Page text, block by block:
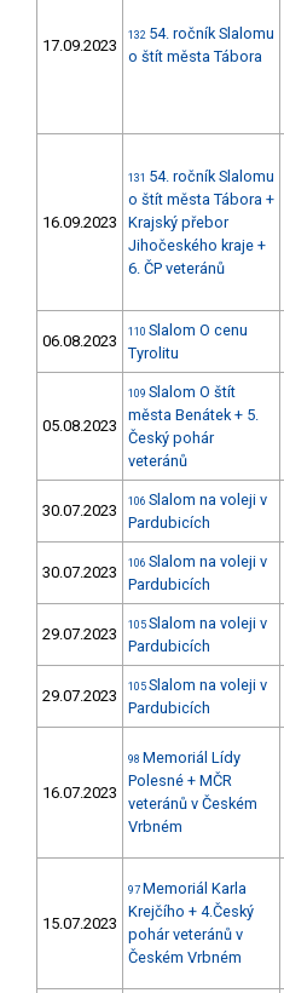
17.09.2023
132 54. ročník Slalomu
o štít města Tábora
16.09.2023
131 54. ročník Slalomu
o štít města Tábora +
Krajský přebor
Jihočeského kraje +
6. ČP veteránů
06.08.2023 110 Slalom O cenu
Tyrolitu
05.08.2023
109 Slalom O štít
města Benátek + 5.
Český pohár
veteránů
30.07.2023 106 Slalom na voleji v
Pardubicích
30.07.2023 106 Slalom na voleji v
Pardubicích
29.07.2023 105 Slalom na voleji v
Pardubicích
29.07.2023 105 Slalom na voleji v
Pardubicích
16.07.2023
98 Memoriál Lídy
Polesné + MČR
veteránů v Českém
Vrbném
15.07.2023
97 Memoriál Karla
Krejčího + 4.Český
pohár veteránů v
Českém Vrbném